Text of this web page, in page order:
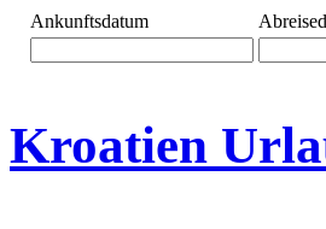
Ankunftsdatum
Kroatien